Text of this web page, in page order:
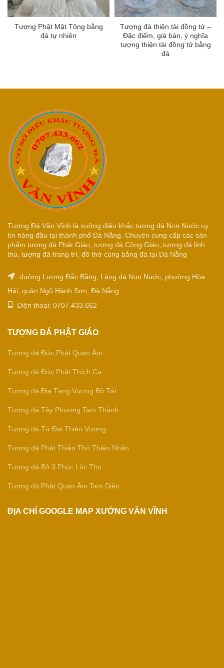
Tượng Phật Mật Tông bằng
đá tự nhiên
Tượng đá thiện tài đồng tử –
Đặc điểm, giá bán, ý nghĩa
tượng thiện tài đồng tử bằng
đá
Tượng Đá Văn Vĩnh là xưởng điêu khắc tượng đá Non Nước uy
tín hàng đầu tại thành phố Đà Nẵng. Chuyên cung cấp các sản
phẩm tượng đá Phật Giáo, tượng đá Công Giáo, tượng đá linh
thú, tượng đá trang trí, đồ thờ cúng bằng đá tại Đà Nẵng
đường Lương Đắc Bằng, Làng đá Non Nước, phường Hòa
Hải, quận Ngũ Hành Sơn, Đà Nẵng
Điện thoại: 0707.433.662
TƯỢNG ĐÁ PHẬT GIÁO
Tượng đá Đức Phật Quan Âm
Tượng đá Đức Phật Thích Ca
Tượng đá Địa Tạng Vương Bồ Tát
Tượng đá Tây Phương Tam Thánh
Tượng đá Tứ Đại Thiên Vương
Tượng đá Phật Thiên Thủ Thiên Nhãn
Tượng đá Bộ 3 Phúc Lộc Thọ
Tượng đá Phật Quan Âm Tam Diện
ĐỊA CHỈ GOOGLE MAP XƯỞNG VĂN VĨNH